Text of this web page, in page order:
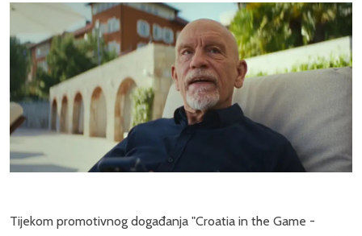
Tijekom promotivnog događanja "Croatia in the Game -